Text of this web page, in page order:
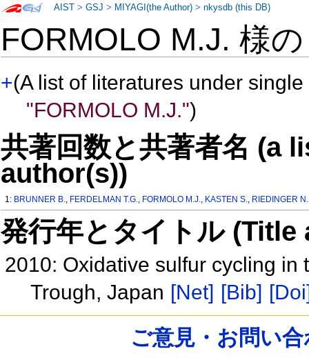
FORMOLO M.J. 様
+(A list of literatures under
"FORMOLO M.J.")
共著回数と共著者名 (a
author(s))
1: BRUNNER B., FERDELMAN T.G., FORMOLO M.J., KASTEN S., RIEDINGER N.
発行年とタイトル
2010: Oxidative sulfur cycling
Trough, Japan [Net] [Bib]
AIST >GSJ > MIYAGI(the Author) >nkysdb (this DB)
ご意見・お問い